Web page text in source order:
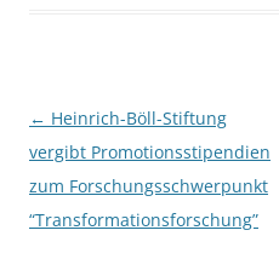
k
Post
navigation
← Heinrich-Böll-Stiftung
vergibt Promotionsstipendien
zum Forschungsschwerpunkt
“Transformationsforschung”